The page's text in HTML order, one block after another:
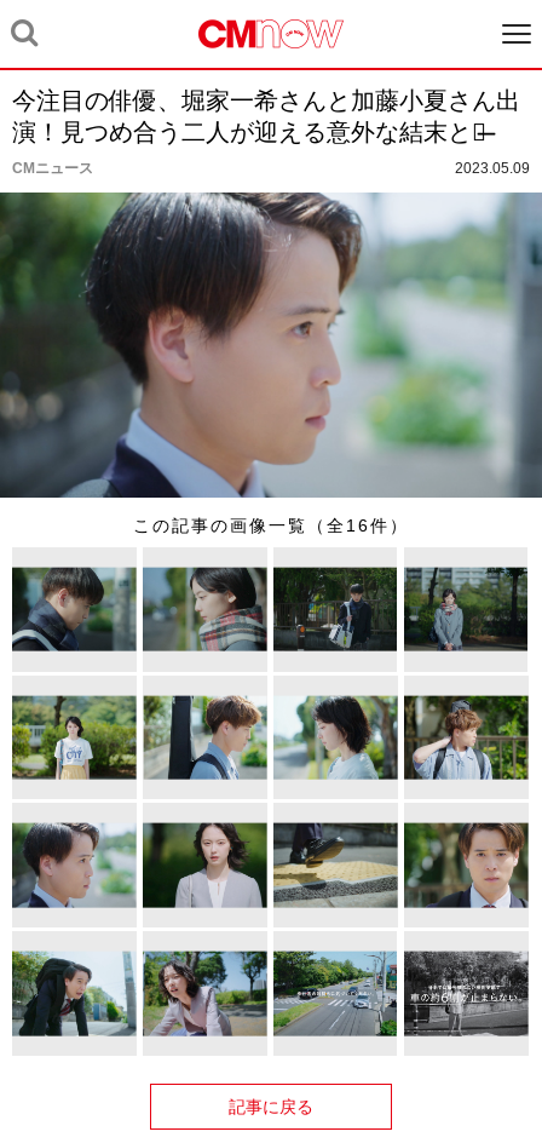
今注⽬の俳優、堀家⼀希さんと加藤⼩夏さん出
演！⾒つめ合う⼆⼈が迎える意外な結末とは̶̶
CMニュース 2023.05.09
この記事の画像一覧（全16件）
記事に戻る